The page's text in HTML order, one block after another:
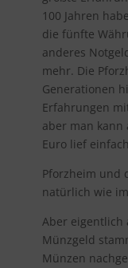
100 Jahren
die fünfte
anderes
mehr. Die
Generationen
Erfahrungen
aber man kann
Euro lief
Pforzheim und
natürlich wie
Aber eigentlich
Münzgeld
Münzen